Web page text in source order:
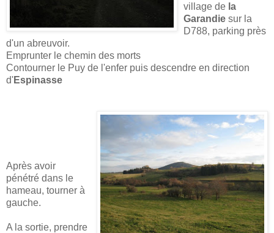
village de la
Garandie sur la
D788, parking près
d'un abreuvoir.
Emprunter le chemin des morts
Contourner le Puy de l'enfer puis descendre en direction
d'Espinasse
Après avoir
pénétré dans le
hameau, tourner à
gauche.
A la sortie, prendre